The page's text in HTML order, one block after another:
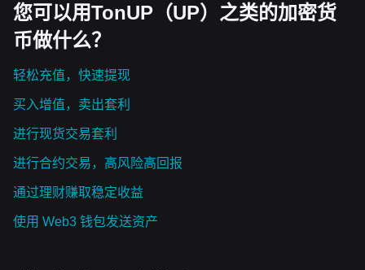
您可以用TonUP（UP）之类的加密货
币做什么？
轻松充值，快速提现
买入增值，卖出套利
进行现货交易套利
进行合约交易，高风险高回报
通过理财赚取稳定收益
使用 Web3 钱包发送资产